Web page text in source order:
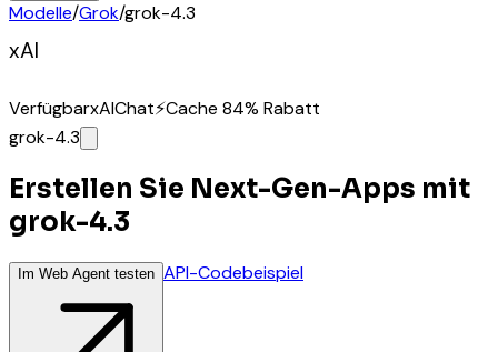
Modelle/Grok/grok-4.3
xAI
VerfügbarxAIChat⚡Cache 84% Rabatt
grok-4.3
Erstellen Sie Next-Gen-Apps mit
grok-4.3
Im Web Agent testen API-Codebeispiel